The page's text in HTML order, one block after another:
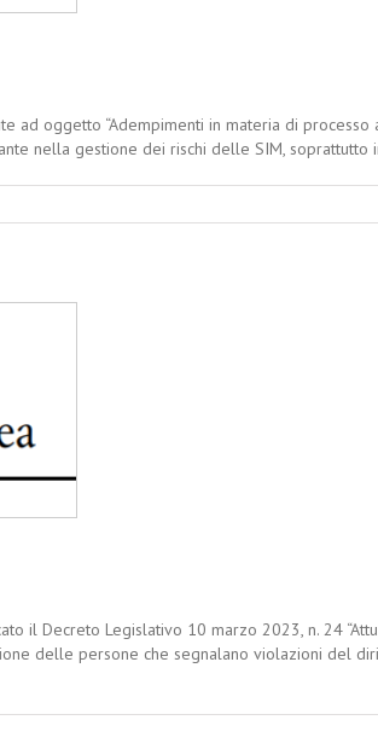
ad oggetto “Adempimenti in materia di
nella gestione dei rischi delle SIM,
il Decreto Legislativo 10 marzo 2023, n. 24
delle persone che segnalano violazioni del